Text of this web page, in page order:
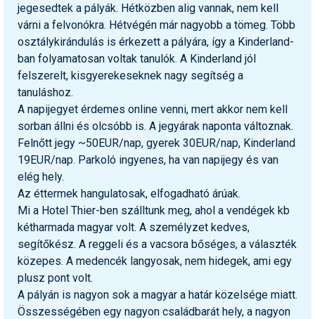
jegesedtek a pályák. Hétközben alig vannak, nem kell
várni a felvonókra. Hétvégén már nagyobb a tömeg. Több
osztálykirándulás is érkezett a pályára, így a Kinderland-
ban folyamatosan voltak tanulók. A Kinderland jól
felszerelt, kisgyerekeseknek nagy segítség a
tanuláshoz.
A napijegyet érdemes online venni, mert akkor nem kell
sorban állni és olcsóbb is. A jegyárak naponta változnak.
Felnőtt jegy ~50EUR/nap, gyerek 30EUR/nap, Kinderland
19EUR/nap. Parkoló ingyenes, ha van napijegy és van
elég hely.
Az éttermek hangulatosak, elfogadható árúak.
Mi a Hotel Thier-ben szálltunk meg, ahol a vendégek kb
kétharmada magyar volt. A személyzet kedves,
segítőkész. A reggeli és a vacsora bőséges, a választék
közepes. A medencék langyosak, nem hidegek, ami egy
plusz pont volt.
A pályán is nagyon sok a magyar a határ közelsége miatt.
Összességében egy nagyon családbarát hely, a nagyon